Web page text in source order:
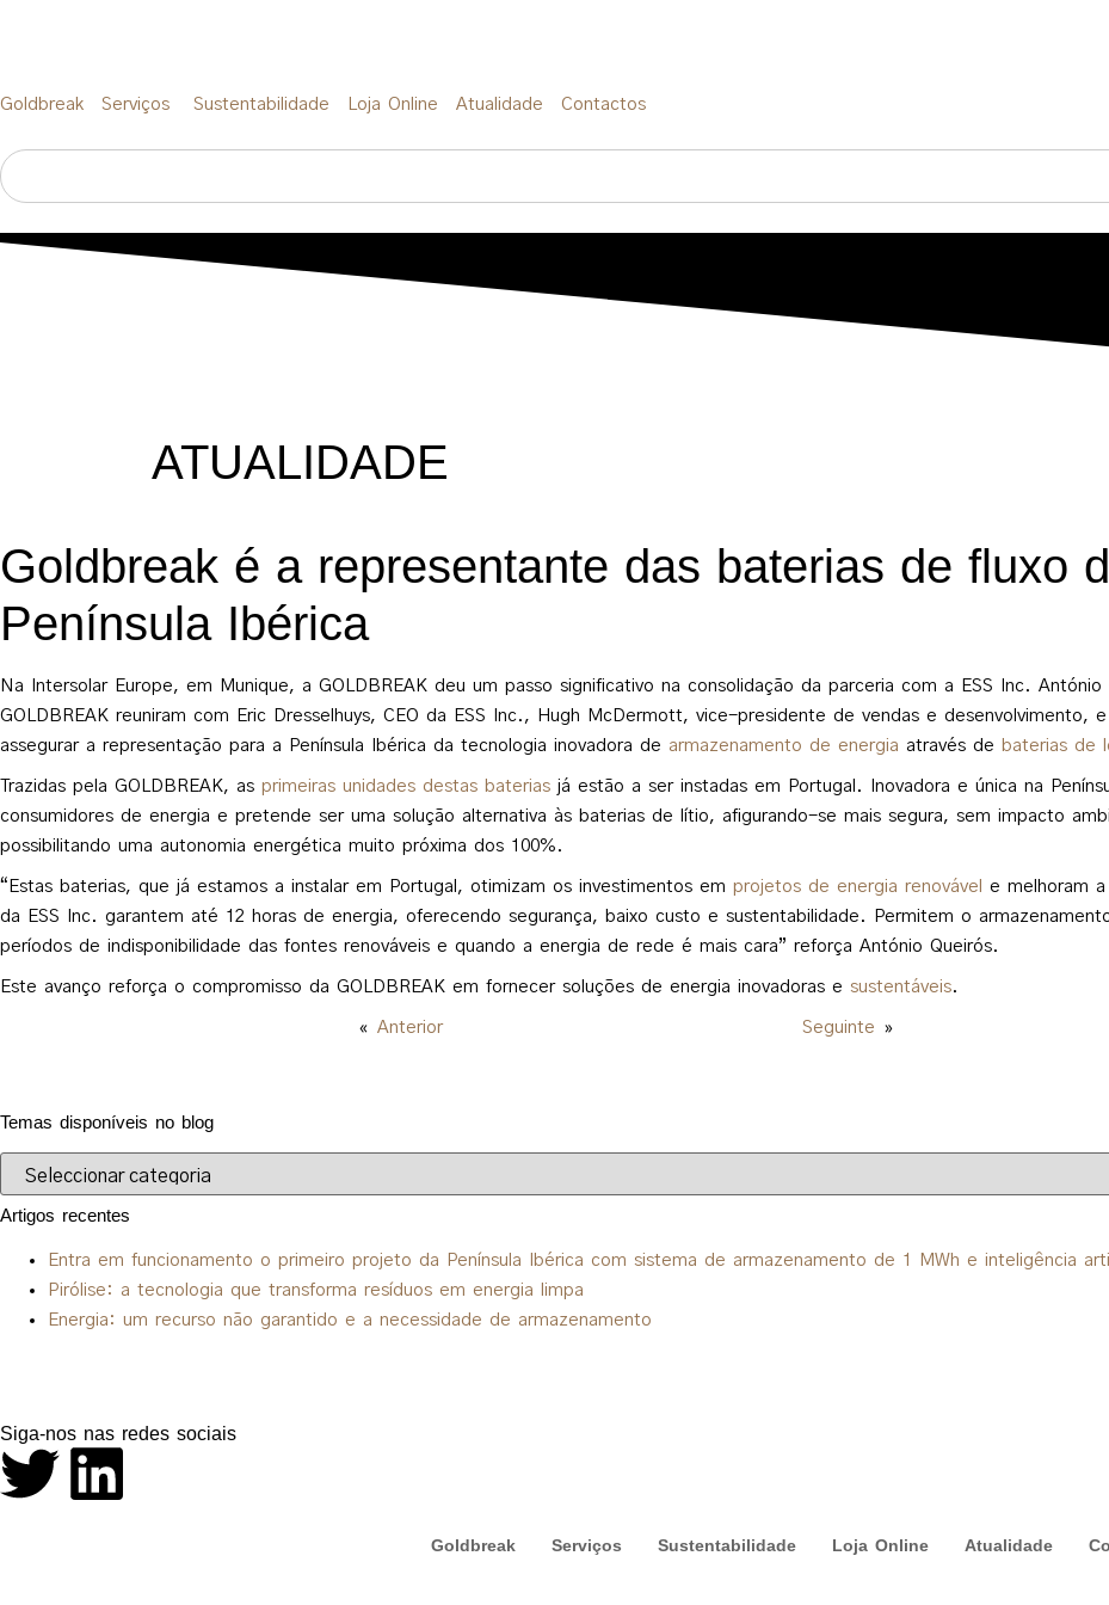
Goldbreak Serviços Sustentabilidade Loja Online Atualidade Contactos
ATUALIDADE
Goldbreak é a representante das baterias de fluxo
Península Ibérica
Na Intersolar Europe, em Munique, a GOLDBREAK deu um passo significativo na consolidação da parceria com a ESS Inc.
GOLDBREAK reuniram com Eric Dresselhuys, CEO da ESS Inc., Hugh McDermott, vice-presidente de vendas e desenvolvimento,
assegurar a representação para a Península Ibérica da tecnologia inovadora de armazenamento de energia através de baterias de
Trazidas pela GOLDBREAK, as primeiras unidades destas baterias já estão a ser instadas em Portugal. Inovadora e única na
consumidores de energia e pretende ser uma solução alternativa às baterias de lítio, afigurando-se mais segura, sem impacto
possibilitando uma autonomia energética muito próxima dos 100%.
“Estas baterias, que já estamos a instalar em Portugal, otimizam os investimentos em projetos de energia renovável
e melhoram
da ESS Inc. garantem até 12 horas de energia, oferecendo segurança, baixo custo e sustentabilidade. Permitem o
períodos de indisponibilidade das fontes renováveis e quando a energia de rede é mais cara” reforça António Queirós.
Este avanço reforça o compromisso da GOLDBREAK em fornecer soluções de energia inovadoras e sustentáveis.
« Anterior Seguinte »
Temas disponíveis no blog
Artigos recentes
Entra em funcionamento o primeiro projeto da Península Ibérica com sistema de armazenamento de 1 MWh e inteligência
Pirólise: a tecnologia que transforma resíduos em energia limpa
Energia: um recurso não garantido e a necessidade de armazenamento
Siga-nos nas redes sociais
Goldbreak Serviços Sustentabilidade Loja Online Atualidade